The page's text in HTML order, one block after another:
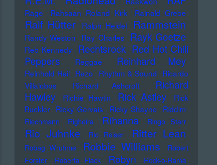
Rage Rahsaan Roland Kirk Rainald Grebe
Ralf Hütter Ralph Heidel Rammstein
Randy Weston Ray Charles Rayk Goetze
Reb Kennedy Rechtsrock Red Hot Chili
Peppers
Reggae Reinhard Mey
Reinhold Heil Rezo Rhythm & Sound Ricardo
Villalobos
Richard Ashcroft
Richard
Hawley
Richie Hawtin Rick Astley
Rick
Buckler
Ricky Gervais Ricky Shayne Riddim
Riechmann Righeira Rihanna Ringo Starr
Rio Juhnke Rio Reiser Ritter Lean
Robag Wruhme Robbie Williams
Robert
Forster
Roberta Flack Robyn Rock-o-Rama